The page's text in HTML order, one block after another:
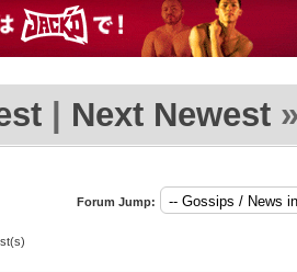
| Next Newest
Forum Jump: